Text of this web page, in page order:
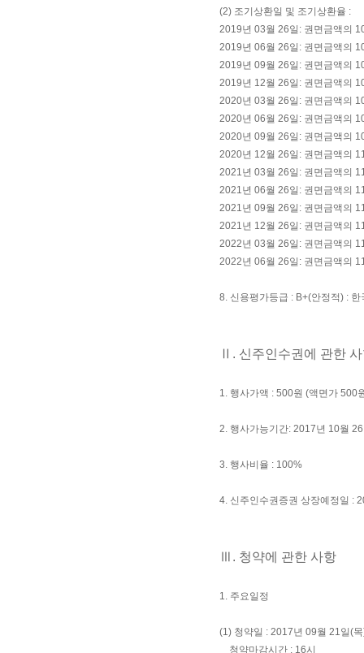
(2) 조기상환일 및 조기상환율 :
2019년 03월 26일: 권면금액의
2019년 06월 26일: 권면금액의
2019년 09월 26일: 권면금액의
2019년 12월 26일: 권면금액의
2020년 03월 26일: 권면금액의
2020년 06월 26일: 권면금액의
2020년 09월 26일: 권면금액의
2020년 12월 26일: 권면금액의
2021년 03월 26일: 권면금액의
2021년 06월 26일: 권면금액의
2021년 09월 26일: 권면금액의
2021년 12월 26일: 권면금액의
2022년 03월 26일: 권면금액의
2022년 06월 26일: 권면금액의
8. 신용평가등급 : B+(안정적) :
Ⅱ. 신주인수권에 관한
1. 행사가액 : 500원 (액면가 500
2. 행사가능기간: 2017년 10월
3. 행사비율 : 100%
4. 신주인수권증권 상장예정일 :
Ⅲ. 청약에 관한 사항
1. 주요일정
(1) 청약일 : 2017년 09월 21일(
청약마감시간 : 16시